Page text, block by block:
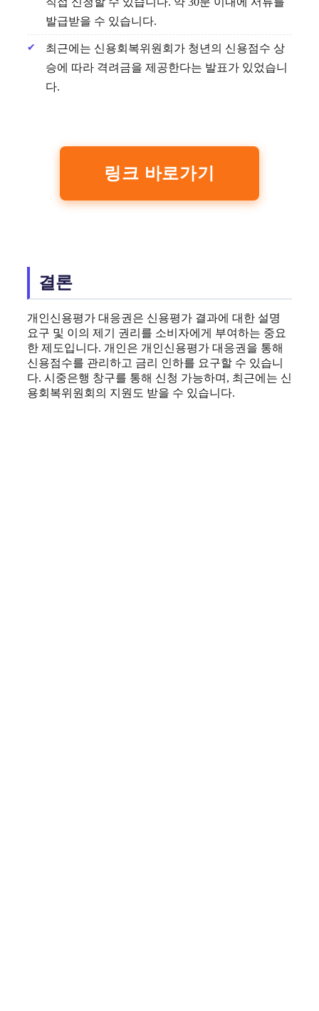
발급받을 수 있습니다.
최근에는 신용회복위원회가 청년의 신용점수 상
승에 따라 격려금을 제공한다는 발표가 있었습니
다.
링크 바로가기
결론
개인신용평가 대응권은 신용평가 결과에 대한 설명
요구 및 이의 제기 권리를 소비자에게 부여하는 중요
한 제도입니다. 개인은 개인신용평가 대응권을 통해
신용점수를 관리하고 금리 인하를 요구할 수 있습니
다. 시중은행 창구를 통해 신청 가능하며, 최근에는 신
용회복위원회의 지원도 받을 수 있습니다.